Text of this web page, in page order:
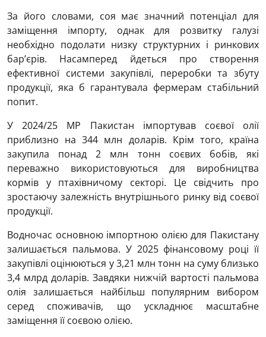
За його словами, соя має значний потенціал для
заміщення імпорту, однак для розвитку галузі
необхідно подолати низку структурних і ринкових
бар’єрів. Насамперед йдеться про створення
ефективної системи закупівлі, переробки та збуту
продукції, яка б гарантувала фермерам стабільний
попит.
У 2024/25 МР Пакистан імпортував соєвої олії
приблизно на 344 млн доларів. Крім того, країна
закупила понад 2 млн тонн соєвих бобів, які
переважно використовуються для виробництва
кормів у птахівничому секторі. Це свідчить про
зростаючу залежність внутрішнього ринку від соєвої
продукції.
Водночас основною імпортною олією для Пакистану
залишається пальмова. У 2025 фінансовому році її
закупівлі оцінюються у 3,21 млн тонн на суму близько
3,4 млрд доларів. Завдяки нижчій вартості пальмова
олія залишається найбільш популярним вибором
серед споживачів, що ускладнює масштабне
заміщення її соєвою олією.